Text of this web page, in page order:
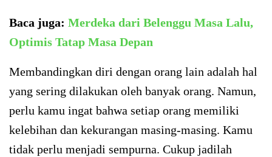
Baca juga: Merdeka dari Belenggu Masa Lalu,
Optimis Tatap Masa Depan
Membandingkan diri dengan orang lain adalah hal
yang sering dilakukan oleh banyak orang. Namun,
perlu kamu ingat bahwa setiap orang memiliki
kelebihan dan kekurangan masing-masing. Kamu
tidak perlu menjadi sempurna. Cukup jadilah